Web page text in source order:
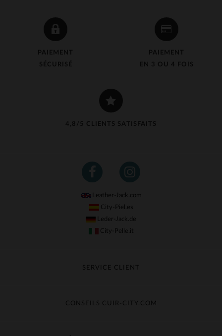
PAIEMENT
SÉCURISÉ
PAIEMENT
EN 3 OU 4 FOIS
4,8/5 CLIENTS SATISFAITS
Leather-Jack.com
City-Piel.es
Leder-Jack.de
City-Pelle.it
SERVICE CLIENT
Échange & Remboursement
CONSEILS CUIR-CITY.COM